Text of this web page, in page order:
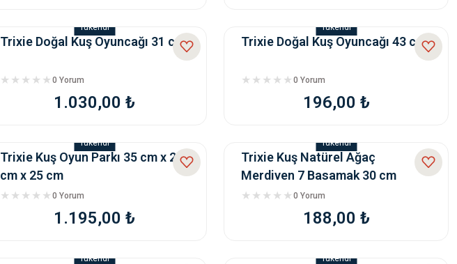
Tükendi
Trixie Doğal Kuş Oyuncağı 31 cm
0 Yorum
1.030,00 ₺
Tükendi
Trixie Doğal Kuş Oyuncağı 43 cm
0 Yorum
196,00 ₺
Tükendi
Trixie Kuş Oyun Parkı 35 cm x 29
cm x 25 cm
0 Yorum
1.195,00 ₺
Tükendi
Trixie Kuş Natürel Ağaç
Merdiven 7 Basamak 30 cm
0 Yorum
188,00 ₺
Tükendi Tükendi